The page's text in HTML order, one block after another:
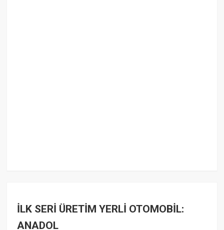
İLK SERİ ÜRETİM YERLİ OTOMOBİL:
ANADOL